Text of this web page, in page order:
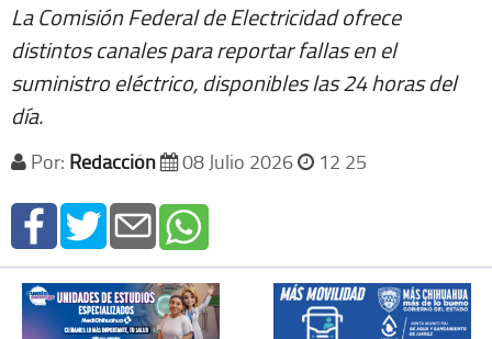
La Comisión Federal de Electricidad ofrece
distintos canales para reportar fallas en el
suministro eléctrico, disponibles las 24 horas del
día.
Por: Redacción 08 Julio 2026 12 25